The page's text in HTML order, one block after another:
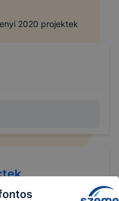
2020 projektek